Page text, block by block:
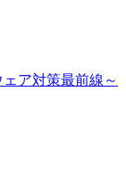
ア対策最前線～